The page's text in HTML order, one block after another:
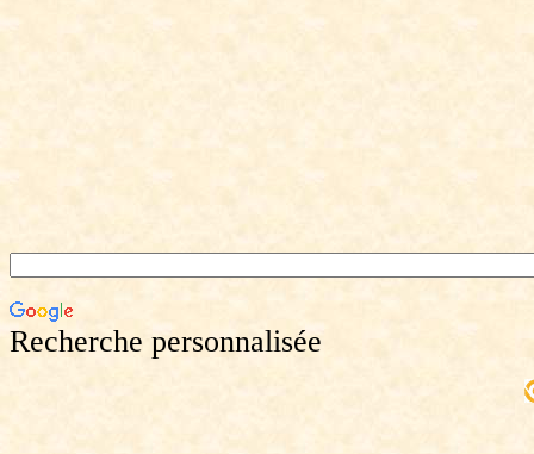
Recherche personnalisée